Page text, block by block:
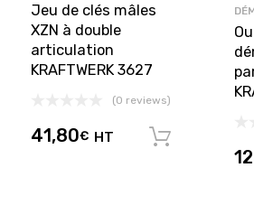
Jeu de clés mâles
XZN à double
articulation
KRAFTWERK 3627
(0 reviews)
41,80€ HT